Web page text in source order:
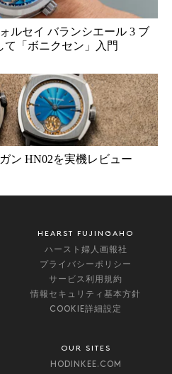
ルセイ バランシエール 3 ブ
て「ボニクセン」入門
ン HN02を実機レビュー
HEARST FUJINGAHO
ハースト婦人画報社
プライバシーポリシー
サービス利用規約
情報セキュリティ基本方針
COOKIE詳細設定
OUR SITES
HODINKEE.COM